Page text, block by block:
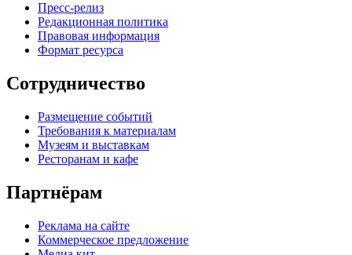
Пресс-релиз
Редакционная политика
Правовая информация
Формат ресурса
Сотрудничество
Размещение событий
Требования к материалам
Музеям и выставкам
Ресторанам и кафе
Партнёрам
Реклама на сайте
Коммерческое предложение